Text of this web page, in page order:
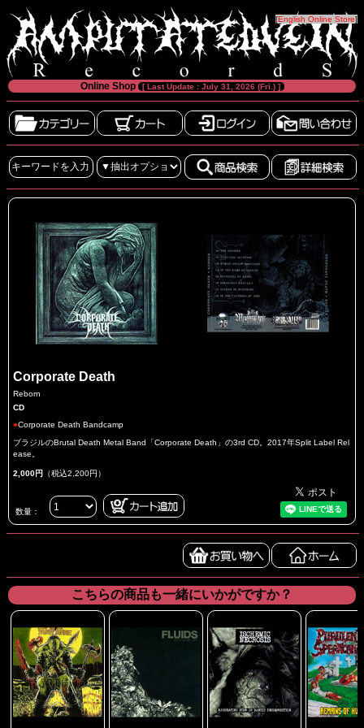
[English Online Store]
Online Shop [ Last Update : July 31, 2026 (Fri.) ]
Corporate Death
Reborn
CD
●Corporate Death Bandcamp
ブラジルのBrutal Death Metal Band「Corporate Death」の3rd CD。2017年Split Label Rel
ease。
2,000円 （税込2,200円）
数量：
こちらの商品も一緒にいかがですか？